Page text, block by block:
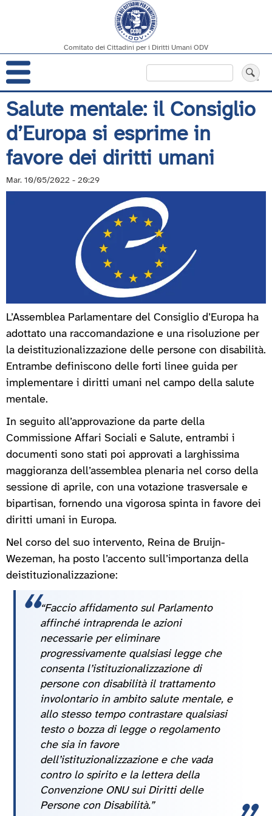
Salta
al
contenuto
principale
Comitato dei Cittadini per i Diritti Umani ODV
Navigazione
principale
Salute mentale: il Consiglio
d’Europa si esprime in
favore dei diritti umani
Mar. 10/05/2022 - 20:29
L’Assemblea Parlamentare del Consiglio d’Europa ha
adottato una raccomandazione e una risoluzione per
la deistituzionalizzazione delle persone con disabilità.
Entrambe definiscono delle forti linee guida per
implementare i diritti umani nel campo della salute
mentale.
In seguito all’approvazione da parte della
Commissione Affari Sociali e Salute, entrambi i
documenti sono stati poi approvati a larghissima
maggioranza dell’assemblea plenaria nel corso della
sessione di aprile, con una votazione trasversale e
bipartisan, fornendo una vigorosa spinta in favore dei
diritti umani in Europa.
Nel corso del suo intervento, Reina de Bruijn-
Wezeman, ha posto l’accento sull’importanza della
deistituzionalizzazione:
“Faccio affidamento sul Parlamento
affinché intraprenda le azioni
necessarie per eliminare
progressivamente qualsiasi legge che
consenta l’istituzionalizzazione di
persone con disabilità il trattamento
involontario in ambito salute mentale, e
allo stesso tempo contrastare qualsiasi
testo o bozza di legge o regolamento
che sia in favore
dell’istituzionalizzazione e che vada
contro lo spirito e la lettera della
Convenzione ONU sui Diritti delle
Persone con Disabilità.”